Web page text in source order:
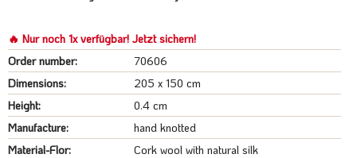
🔥 Nur noch 1x verfügbar! Jetzt sichern!
Order number:
70606
Dimensions:
205 x 150 cm
Height:
0.4 cm
Manufacture:
hand knotted
Material-Flor:
Cork wool with natural silk